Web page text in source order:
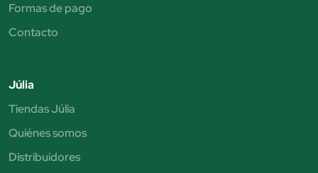
Formas de pago
Contacto
Júlia
Tiendas Júlia
Quiénes somos
Distribuidores